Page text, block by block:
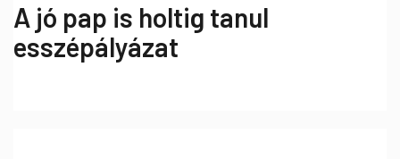
A jó pap is holtig tanul
esszépályázat